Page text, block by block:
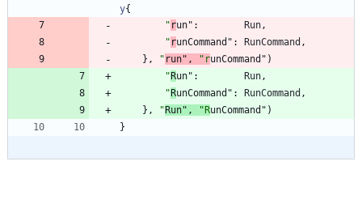
y{
" run" : Run,
" runCommand" : RunCommand ,
} , " run" , "runCommand" )
" Run" : Run,
" RunCommand" : RunCommand ,
} , " Run" , "RunCommand" )
}